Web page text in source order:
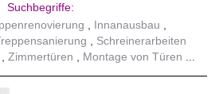
Suchbegriffe:
Innanausbau
Schreinerarbeiten
Zimmertüren Montage von Türen